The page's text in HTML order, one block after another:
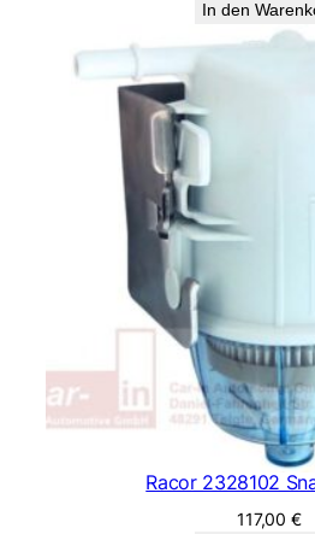
In den
Racor 2328102
117,00€